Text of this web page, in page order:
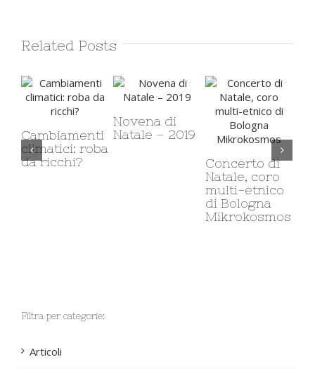
Related Posts
Cambiamenti
climatici: roba
da ricchi?
Novena di
Natale – 2019
Concerto di
Natale, coro
multi-etnico
di Bologna
Mikrokosmos
Filtra per categorie:
Articoli